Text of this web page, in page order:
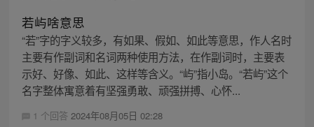
若屿啥意思
“若”字的字义较多，有如果、假如、如此等意思，作人名时
主要有作副词和名词两种使用方法，在作副词时，主要表
示好、好像、如此、这样等含义。“屿”指小岛。“若屿”这个
名字整体寓意着有坚强勇敢、顽强拼搏、心怀...
1 个回答 2024年08月05日 02:28